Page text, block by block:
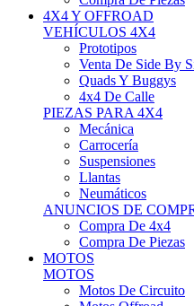
4X4 Y OFFROAD
VEHÍCULOS 4X4
Prototipos
Venta De Side By
Quads Y Buggys
4x4 De Calle
PIEZAS PARA 4X4
Mecánica
Carrocería
Suspensiones
Llantas
Neumáticos
ANUNCIOS DE
Compra De 4x4
Compra De Piezas
MOTOS
MOTOS
Motos De Circuito